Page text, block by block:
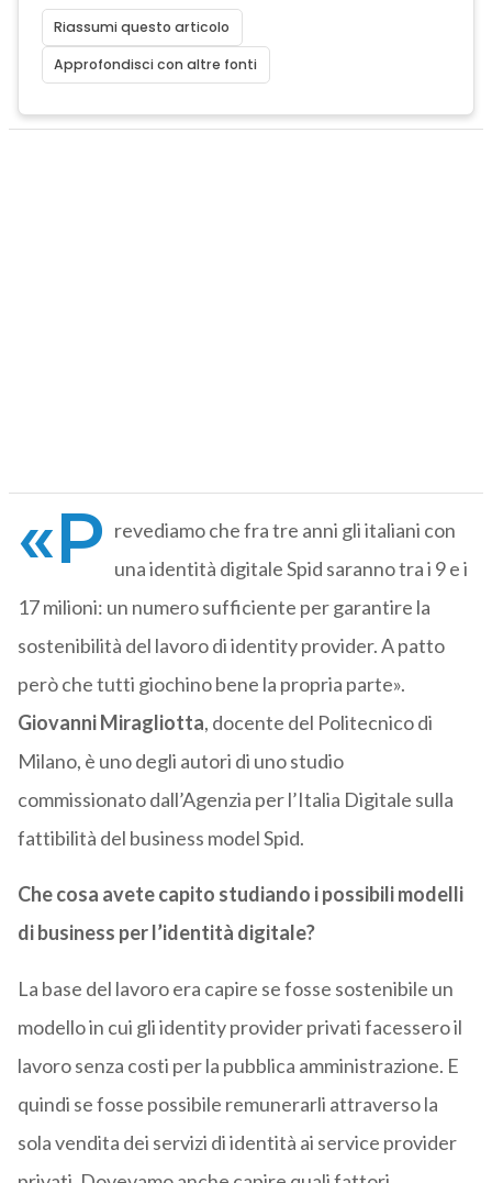
Riassumi questo articolo
Approfondisci con altre fonti
«P revediamo che fra tre anni gli italiani con
una identità digitale Spid saranno tra i 9 e i
17 milioni: un numero sufficiente per garantire la
sostenibilità del lavoro di identity provider. A patto
però che tutti giochino bene la propria parte».
Giovanni Miragliotta, docente del Politecnico di
Milano, è uno degli autori di uno studio
commissionato dall’Agenzia per l’Italia Digitale sulla
fattibilità del business model Spid.
Che cosa avete capito studiando i possibili modelli
di business per l’identità digitale?
La base del lavoro era capire se fosse sostenibile un
modello in cui gli identity provider privati facessero il
lavoro senza costi per la pubblica amministrazione. E
quindi se fosse possibile remunerarli attraverso la
sola vendita dei servizi di identità ai service provider